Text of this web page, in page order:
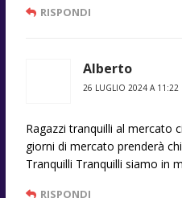
RISPONDI
Alberto
26 LUGLIO 2024 A 11:22
Ragazzi tranquilli al mercato
giorni di mercato prenderà
Tranquilli Tranquilli siamo in
RISPONDI